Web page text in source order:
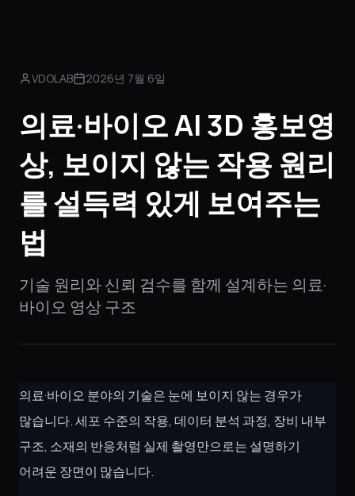
VDOLAB 2026년 7월 6일
의료·바이오 AI 3D 홍보영
상, 보이지 않는 작용 원리
를 설득력 있게 보여주는
법
기술 원리와 신뢰 검수를 함께 설계하는 의료·
바이오 영상 구조
의료·바이오 분야의 기술은 눈에 보이지 않는 경우가
많습니다. 세포 수준의 작용, 데이터 분석 과정, 장비 내부
구조, 소재의 반응처럼 실제 촬영만으로는 설명하기
어려운 장면이 많습니다.